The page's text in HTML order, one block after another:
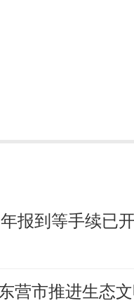
报到等手续已
市推进生态文